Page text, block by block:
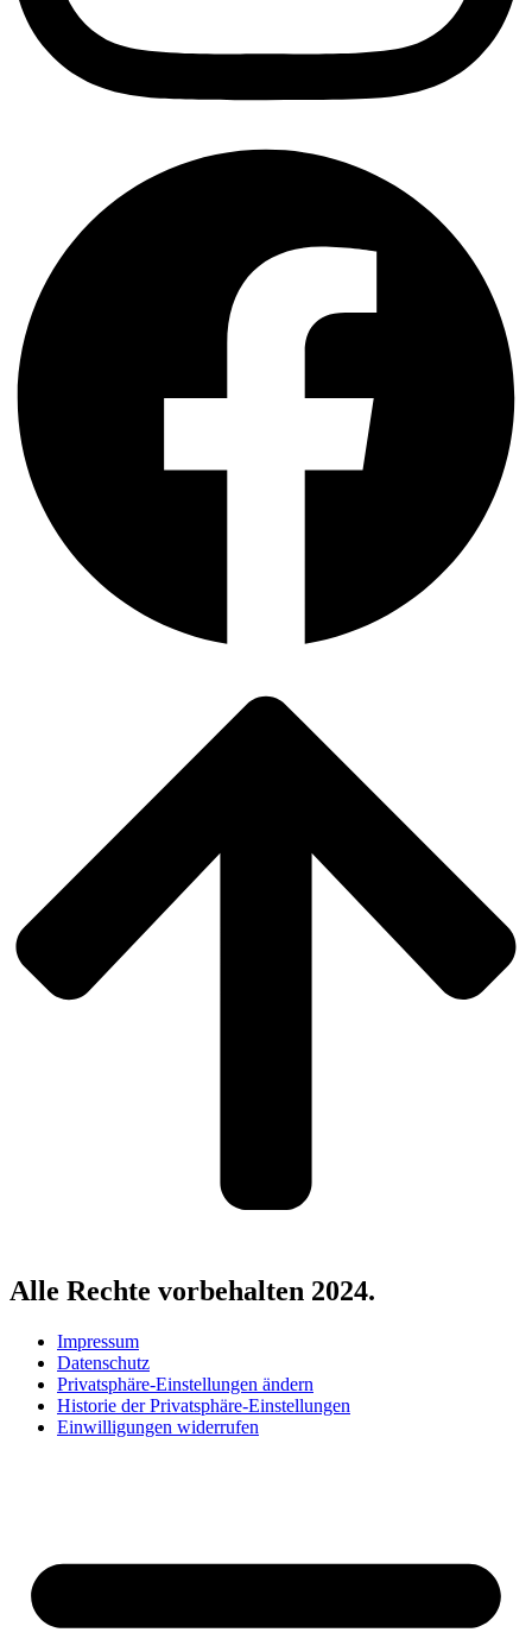
Alle Rechte vorbehalten 2024.
Impressum
Datenschutz
Privatsphäre-Einstellungen ändern
Historie der Privatsphäre-Einstellungen
Einwilligungen widerrufen